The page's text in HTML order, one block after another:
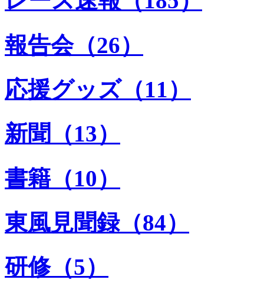
報告会（26）
応援グッズ（11）
新聞（13）
書籍（10）
東風見聞録（84）
研修（5）